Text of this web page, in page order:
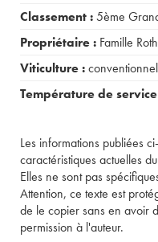
Classement :5ème
Propriétaire : Famille
Viticulture :conventionnel
Température de
Les informations publiées
caractéristiques actuelles
Elles ne sont pas
Attention, ce texte est
de le copier sans en avoir
permission à l'auteur.